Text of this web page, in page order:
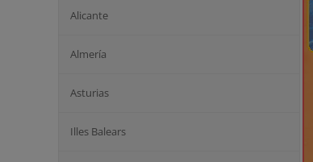
Alicante
Almería
Asturias
Illes Balears